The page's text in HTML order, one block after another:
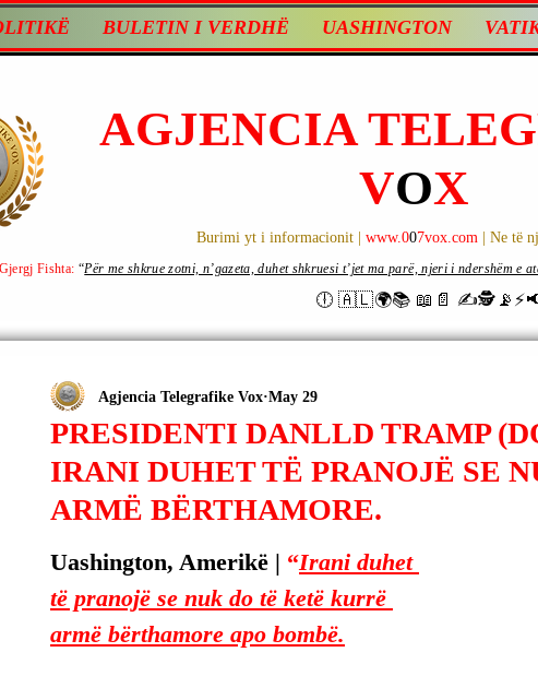
BULETIN I VERDHË UASHINGTON
AGJENCIA
VOX
Burimi yt i informacionit | www.007vox.com | Ne të
🕕 🇦🇱🌍📚 📖📄
Fishta: “Për me shkrue zotni, n’gazeta, duhet shkruesi t’jet ma parë, njeri i ndershëm e
PRESIDENTI DANLLD TRAMP
IRANI DUHET TË PRANOJË SE
ARMË BËRTHAMORE.
Agjencia Telegrafike Vox May 29
Uashington, Amerikë | “Irani duhet
të pranojë se nuk do të ketë kurrë
armë bërthamore apo bombë.